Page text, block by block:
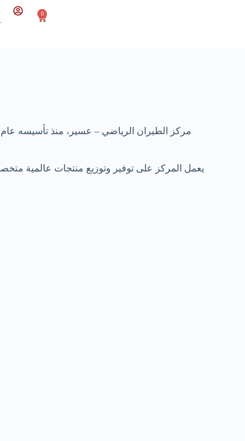
0
يعمل المركز على توفير وتوزيع منتجات عالمية